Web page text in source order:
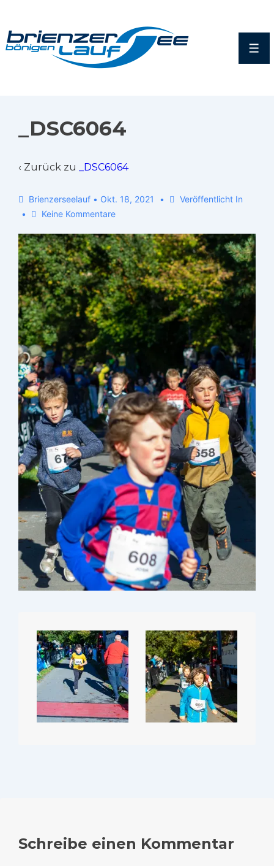
_DSC6064
‹ Zurück zu _DSC6064
Brienzerseelauf • Okt. 18, 2021
Veröffentlicht In
Keine Kommentare
Schreibe einen Kommentar